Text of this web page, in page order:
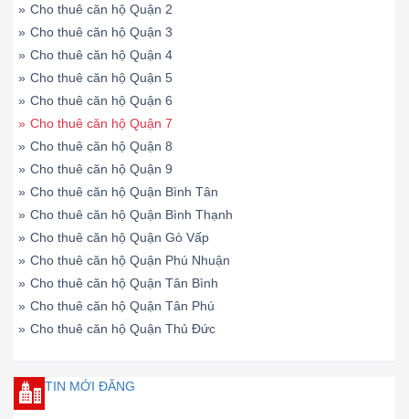
» Cho thuê căn hộ Quận 2
» Cho thuê căn hộ Quận 3
» Cho thuê căn hộ Quận 4
» Cho thuê căn hộ Quận 5
» Cho thuê căn hộ Quận 6
» Cho thuê căn hộ Quận 7
» Cho thuê căn hộ Quận 8
» Cho thuê căn hộ Quận 9
» Cho thuê căn hộ Quận Bình Tân
» Cho thuê căn hộ Quận Bình Thạnh
» Cho thuê căn hộ Quận Gò Vấp
» Cho thuê căn hộ Quận Phú Nhuận
» Cho thuê căn hộ Quận Tân Bình
» Cho thuê căn hộ Quận Tân Phú
» Cho thuê căn hộ Quận Thủ Đức
TIN MỚI ĐĂNG